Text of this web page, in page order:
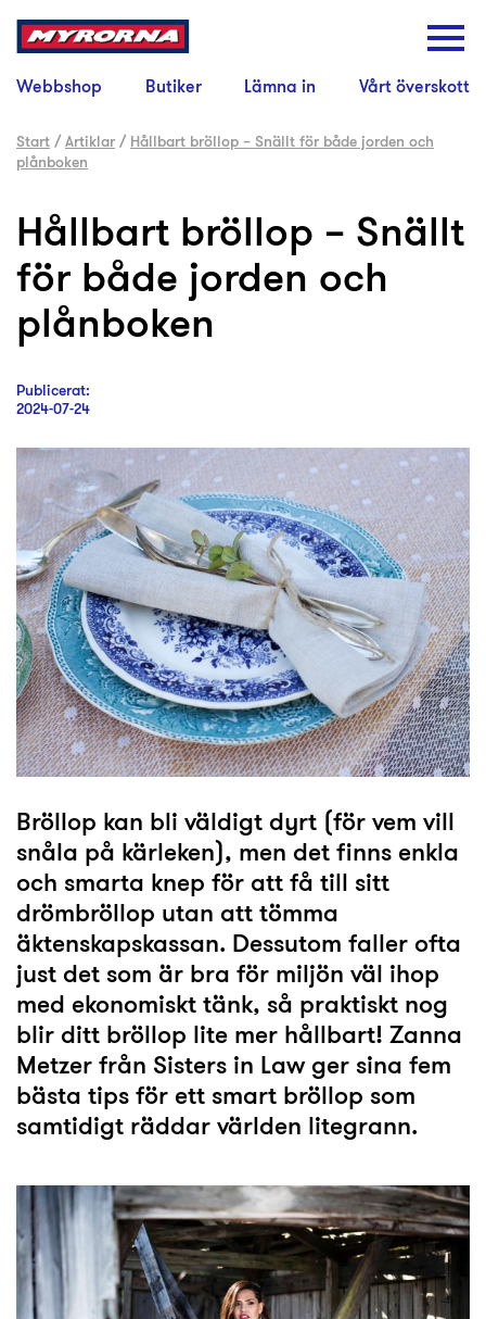
Webbshop Butiker Lämna in Vårt överskott
Start /Artiklar / Hållbart bröllop – Snällt för både jorden och
plånboken
Hållbart bröllop – Snällt
för både jorden och
plånboken
Publicerat:
2024-07-24
Bröllop kan bli väldigt dyrt (för vem vill
snåla på kärleken), men det finns enkla
och smarta knep för att få till sitt
drömbröllop utan att tömma
äktenskapskassan. Dessutom faller ofta
just det som är bra för miljön väl ihop
med ekonomiskt tänk, så praktiskt nog
blir ditt bröllop lite mer hållbart! Zanna
Metzer från Sisters in Law ger sina fem
bästa tips för ett smart bröllop som
samtidigt räddar världen litegrann.